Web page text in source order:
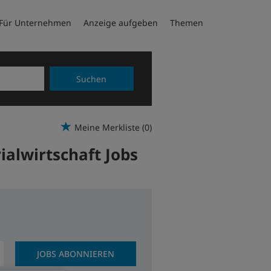
Für Unternehmen Anzeige aufgeben Themen
Suchen
Meine Merkliste (0)
Jobs
JOBS ABONNIEREN